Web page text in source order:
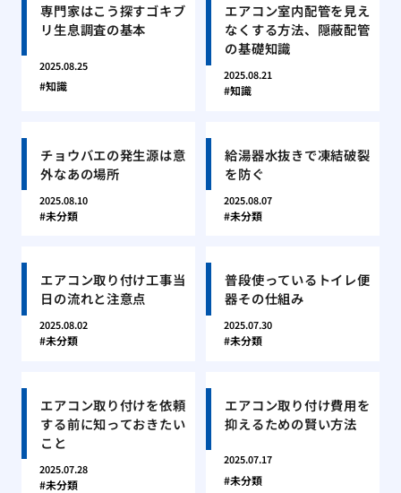
専門家はこう探すゴキブ
リ生息調査の基本
2025.08.25
知識
エアコン室内配管を見え
なくする方法、隠蔽配管
の基礎知識
2025.08.21
知識
チョウバエの発生源は意
外なあの場所
2025.08.10
未分類
給湯器水抜きで凍結破裂
を防ぐ
2025.08.07
未分類
エアコン取り付け工事当
日の流れと注意点
2025.08.02
未分類
普段使っているトイレ便
器その仕組み
2025.07.30
未分類
エアコン取り付けを依頼
する前に知っておきたい
こと
2025.07.28
未分類
エアコン取り付け費用を
抑えるための賢い方法
2025.07.17
未分類